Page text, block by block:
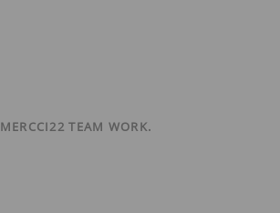
MERCCI22 TEAM WORK.